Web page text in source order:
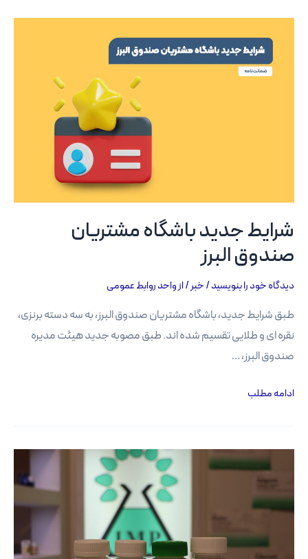
بین
صندوق
شرایط جدید باشگاه مشتریان
صندوق البرز
دیدگاه‌ خود را بنویسید/خبر/ ازواحد روابط عمومی
طبق شرایط جدید، باشگاه مشتریان صندوق البرز، به سه دسته برنزی،
نقره ای و طلایی تقسیم شده اند. طبق مصوبه جدید هیئت مدیره
صندوق البرز، …
شرایط
مشتریان
صندوق
ادامه مطلب